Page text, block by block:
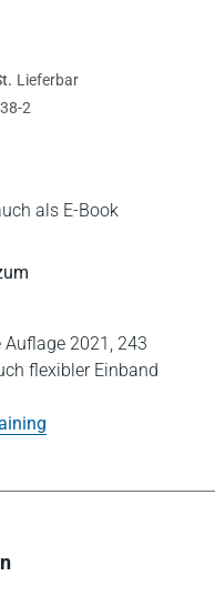
als E-Book
Auflage 2021, 243
flexibler Einband
Lieferbar
2